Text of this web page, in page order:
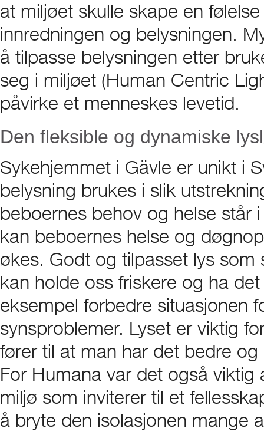
at miljøet skulle skape en
innredningen og belysningen.
å tilpasse belysningen etter
seg i miljøet (Human Centric
påvirke et menneskes levetid.
Den fleksible og dynamiske
Sykehjemmet i Gävle er unikt i
belysning brukes i slik
beboernes behov og helse står
kan beboernes helse og
økes. Godt og tilpasset lys
kan holde oss friskere og ha
eksempel forbedre situasjonen
synsproblemer. Lyset er viktig
fører til at man har det bedre
For Humana var det også
miljø som inviterer til et
å bryte den isolasjonen mange